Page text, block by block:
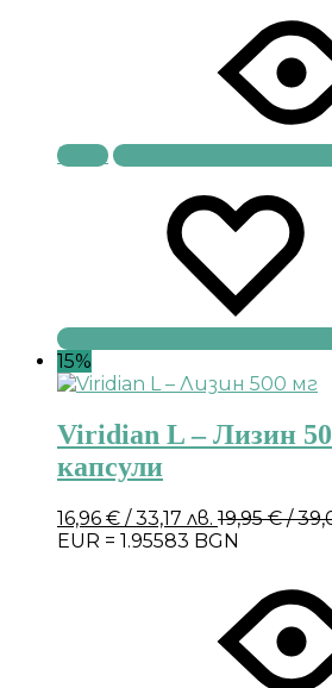
Купи
15%
Viridian L – Лизин
капсули
16,96 € / 33,17 лв. 19,95€/
EUR = 1.95583 BGN